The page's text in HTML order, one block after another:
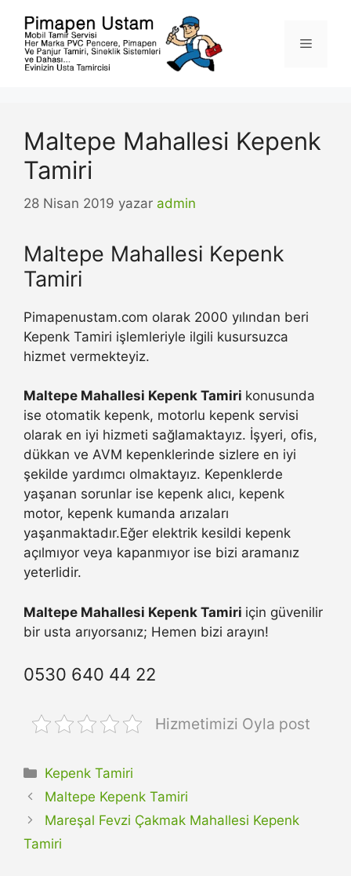
Menü
Maltepe Mahallesi Kepenk
Tamiri
28 Nisan 2019 yazar admin
Maltepe Mahallesi Kepenk
Tamiri
Pimapenustam.com olarak 2000 yılından beri
Kepenk Tamiri işlemleriyle ilgili kusursuzca
hizmet vermekteyiz.
Maltepe Mahallesi Kepenk Tamiri konusunda
ise otomatik kepenk, motorlu kepenk servisi
olarak en iyi hizmeti sağlamaktayız. İşyeri, ofis,
dükkan ve AVM kepenklerinde sizlere en iyi
şekilde yardımcı olmaktayız. Kepenklerde
yaşanan sorunlar ise kepenk alıcı, kepenk
motor, kepenk kumanda arızaları
yaşanmaktadır.Eğer elektrik kesildi kepenk
açılmıyor veya kapanmıyor ise bizi aramanız
yeterlidir.
Maltepe Mahallesi Kepenk Tamiri için güvenilir
bir usta arıyorsanız; Hemen bizi arayın!
0530 640 44 22
Hizmetimizi Oyla post
Kategoriler
Kepenk Tamiri
Maltepe Kepenk Tamiri
Mareşal Fevzi Çakmak Mahallesi Kepenk
Tamiri